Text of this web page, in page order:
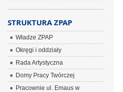
STRUKTURA ZPAP
Władze ZPAP
Okręgi i oddziały
Rada Artystyczna
Domy Pracy Twórczej
Pracownie ul. Emaus w